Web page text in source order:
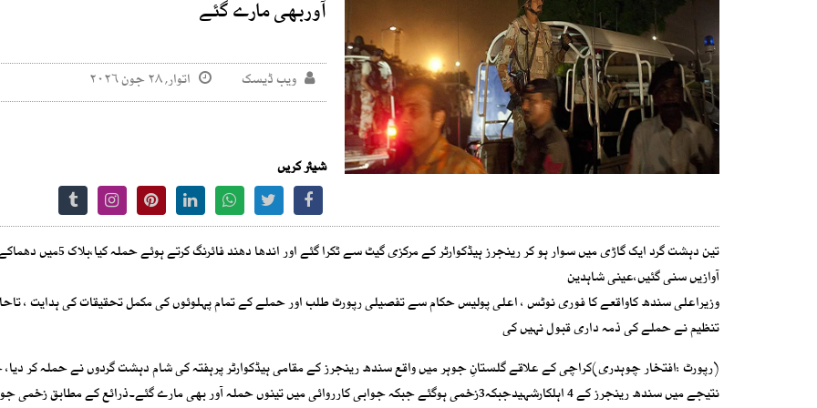
آوربھی مارے گئے
ویب ڈیسک اتوار, ۲۸ جون ۲۰۲۶
شیئر کریں
تین دہشت گرد ایک گاڑی میں سوار ہو کر رینجرز ہیڈکوارٹر کے مرکزی گیٹ سے ٹکرا گئے اور اندھا دھند
آوازیں سنی گئیں،عینی شاہدین
وزیراعلی سندھ کاواقعے کا فوری نوٹس ، اعلی پولیس حکام سے تفصیلی رپورٹ طلب اور حملے کے تمام پہلوئوں کی مکمل تحقیقات کی ہدایت ،
تنظیم نے حملے کی ذمہ داری قبول نہیں کی
(رپورٹ :افتخار چوہدری)کراچی کے علاقے گلستانِ جوہر میں واقع سندھ رینجرز کے مقامی ہیڈکوارٹر پرہفتہ کی شام دہشت گردوں نے حملہ کر
نتیجے میں سندھ رینجرز کے 4 اہلکارشہیدجبکہ3زخمی ہوگئے جبکہ جوابی کارروائی میں تینوں حملہ آور بھی مارے گئے۔ذرائع کے مطابق